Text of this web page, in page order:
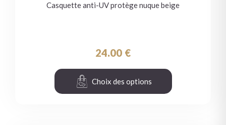
Casquette anti-UV protège nuque beige
24.00 €
Choix des options